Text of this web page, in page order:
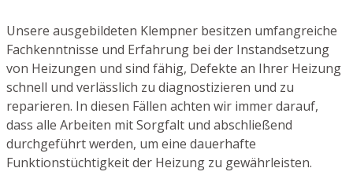
Unsere ausgebildeten Klempner besitzen umfangreiche
Fachkenntnisse und Erfahrung bei der Instandsetzung
von Heizungen und sind fähig, Defekte an Ihrer Heizung
schnell und verlässlich zu diagnostizieren und zu
reparieren. In diesen Fällen achten wir immer darauf,
dass alle Arbeiten mit Sorgfalt und abschließend
durchgeführt werden, um eine dauerhafte
Funktionstüchtigkeit der Heizung zu gewährleisten.